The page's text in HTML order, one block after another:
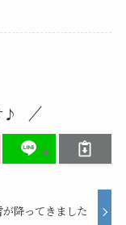
♪
が降ってきました